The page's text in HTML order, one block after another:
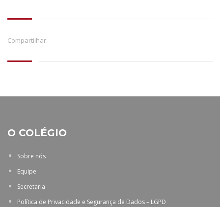
Compartilhar:
O COLÉGIO
Sobre nós
Equipe
Secretaria
Política de Privacidade e Segurança de Dados – LGPD